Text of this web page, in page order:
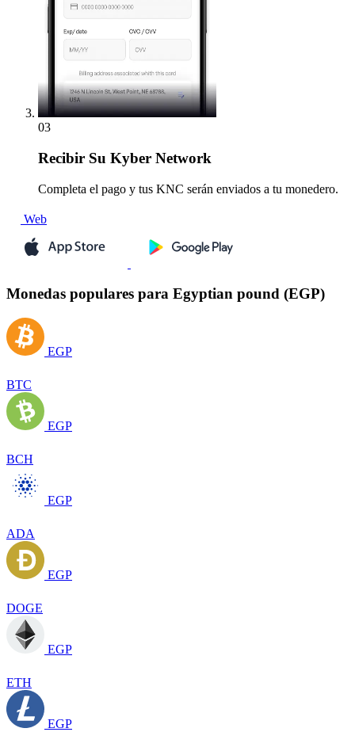
03
Recibir Su Kyber Network
Completa el pago y tus KNC serán enviados a tu monedero.
Web
Monedas populares para Egyptian pound (EGP)
EGP
BTC
EGP
BCH
EGP
ADA
EGP
DOGE
EGP
ETH
EGP